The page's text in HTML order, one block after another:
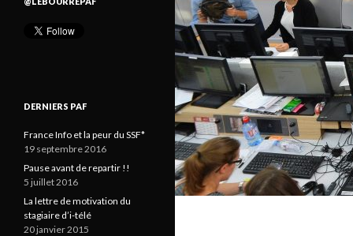
DERNIERS PAF
France Info et la peur du SSF*
19 septembre 2016
Pause avant de repartir !!
5 juillet 2016
La lettre de motivation du
stagiaire d’i-télé
20 janvier 2015